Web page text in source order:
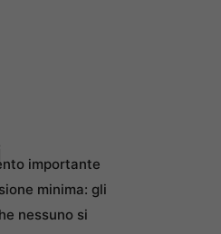
importante
minima: gli
nessuno si